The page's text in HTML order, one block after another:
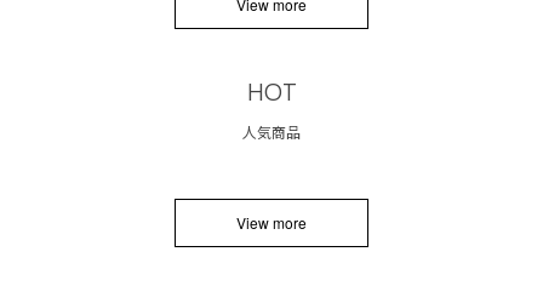
View more
HOT
人気商品
View more